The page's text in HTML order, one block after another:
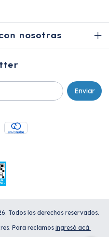
nosotras
Todos los derechos reservados.
Para reclamos ingresá acá.